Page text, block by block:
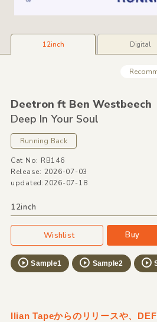
12inch Digital
Deetron ft Ben Westbeech
Deep In Your Soul
Running Back
Cat No: RB146
Release: 2026-07-03
updated:2026-07-18
12inch
Wishlist Buy
Sample1 Sample2
Ilian Tapeからのリリースや、